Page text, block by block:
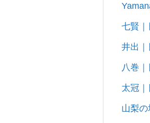
七賢
井出
八巻
太冠
山梨